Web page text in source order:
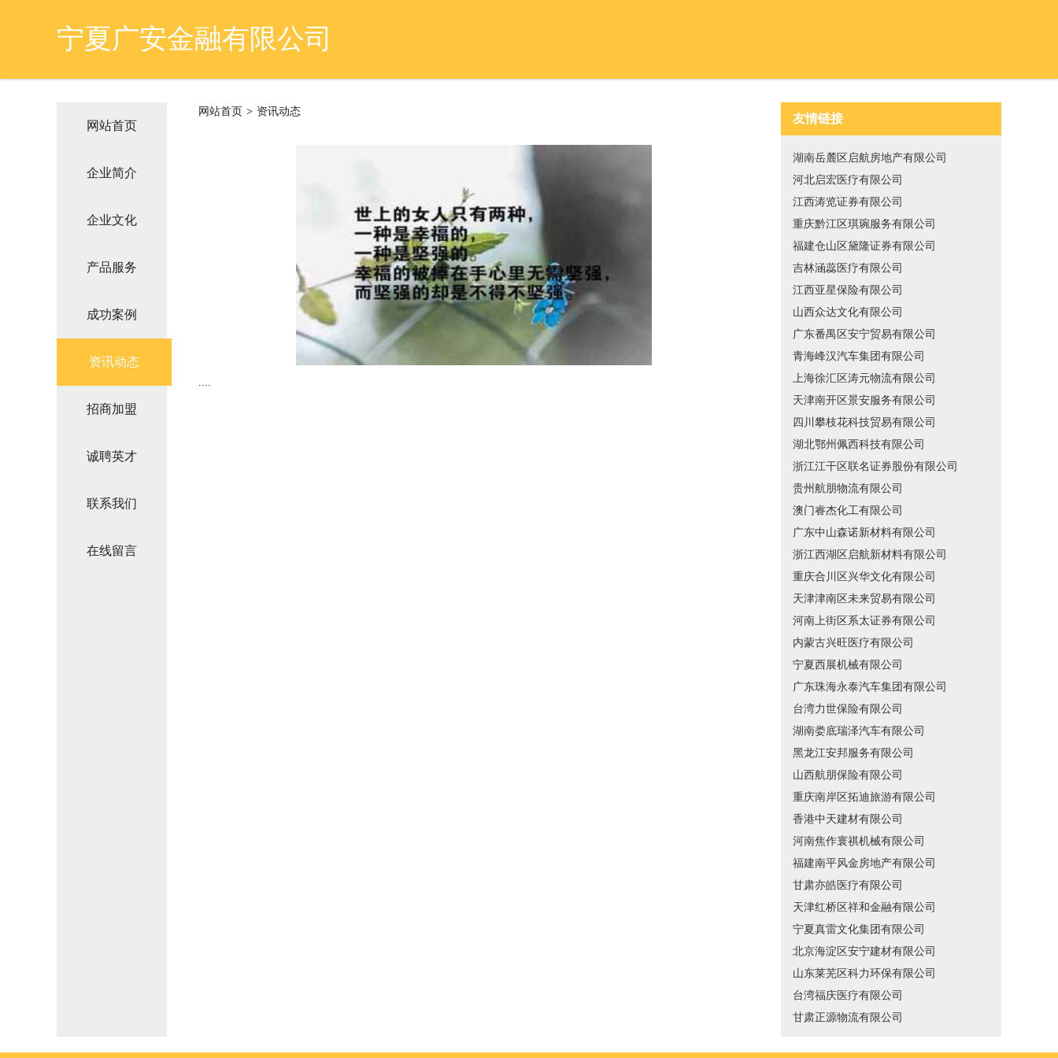
宁夏广安金融有限公司
网站首页
企业简介
企业文化
产品服务
成功案例
资讯动态
招商加盟
诚聘英才
联系我们
在线留言
网站首页 > 资讯动态
....
友情链接
湖南岳麓区启航房地产有限公司
河北启宏医疗有限公司
江西涛览证券有限公司
重庆黔江区琪琬服务有限公司
福建仓山区黛隆证券有限公司
吉林涵蕊医疗有限公司
江西亚星保险有限公司
山西众达文化有限公司
广东番禺区安宁贸易有限公司
青海峰汉汽车集团有限公司
上海徐汇区涛元物流有限公司
天津南开区景安服务有限公司
四川攀枝花科技贸易有限公司
湖北鄂州佩西科技有限公司
浙江江干区联名证券股份有限公司
贵州航朋物流有限公司
澳门睿杰化工有限公司
广东中山森诺新材料有限公司
浙江西湖区启航新材料有限公司
重庆合川区兴华文化有限公司
天津津南区未来贸易有限公司
河南上街区系太证券有限公司
内蒙古兴旺医疗有限公司
宁夏西展机械有限公司
广东珠海永泰汽车集团有限公司
台湾力世保险有限公司
湖南娄底瑞泽汽车有限公司
黑龙江安邦服务有限公司
山西航朋保险有限公司
重庆南岸区拓迪旅游有限公司
香港中天建材有限公司
河南焦作寰祺机械有限公司
福建南平风金房地产有限公司
甘肃亦皓医疗有限公司
天津红桥区祥和金融有限公司
宁夏真雷文化集团有限公司
北京海淀区安宁建材有限公司
山东莱芜区科力环保有限公司
台湾福庆医疗有限公司
甘肃正源物流有限公司